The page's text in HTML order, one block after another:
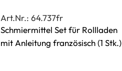
Art.Nr.: 64.737fr
Schmiermittel Set für Rollladen
mit Anleitung französisch(1 Stk.)